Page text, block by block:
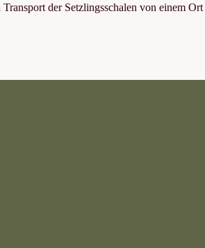
der Setzlingsschalen von einem